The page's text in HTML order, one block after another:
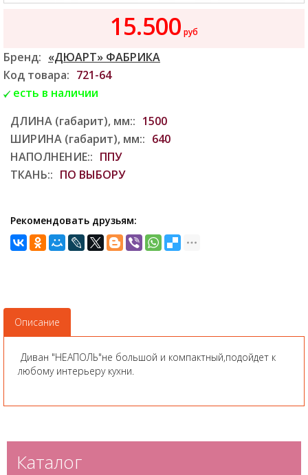
15.500 руб
Бренд: «ДЮАРТ» ФАБРИКА
Код товара: 721-64
есть в наличии
ДЛИНА (габарит), мм:: 1500
ШИРИНА (габарит), мм:: 640
НАПОЛНЕНИЕ:: ППУ
ТКАНЬ:: ПО ВЫБОРУ
Рекомендовать друзьям:
Описание
Диван "НЕАПОЛЬ"не большой и компактный,подойдет к
любому интерьеру кухни.
Каталог